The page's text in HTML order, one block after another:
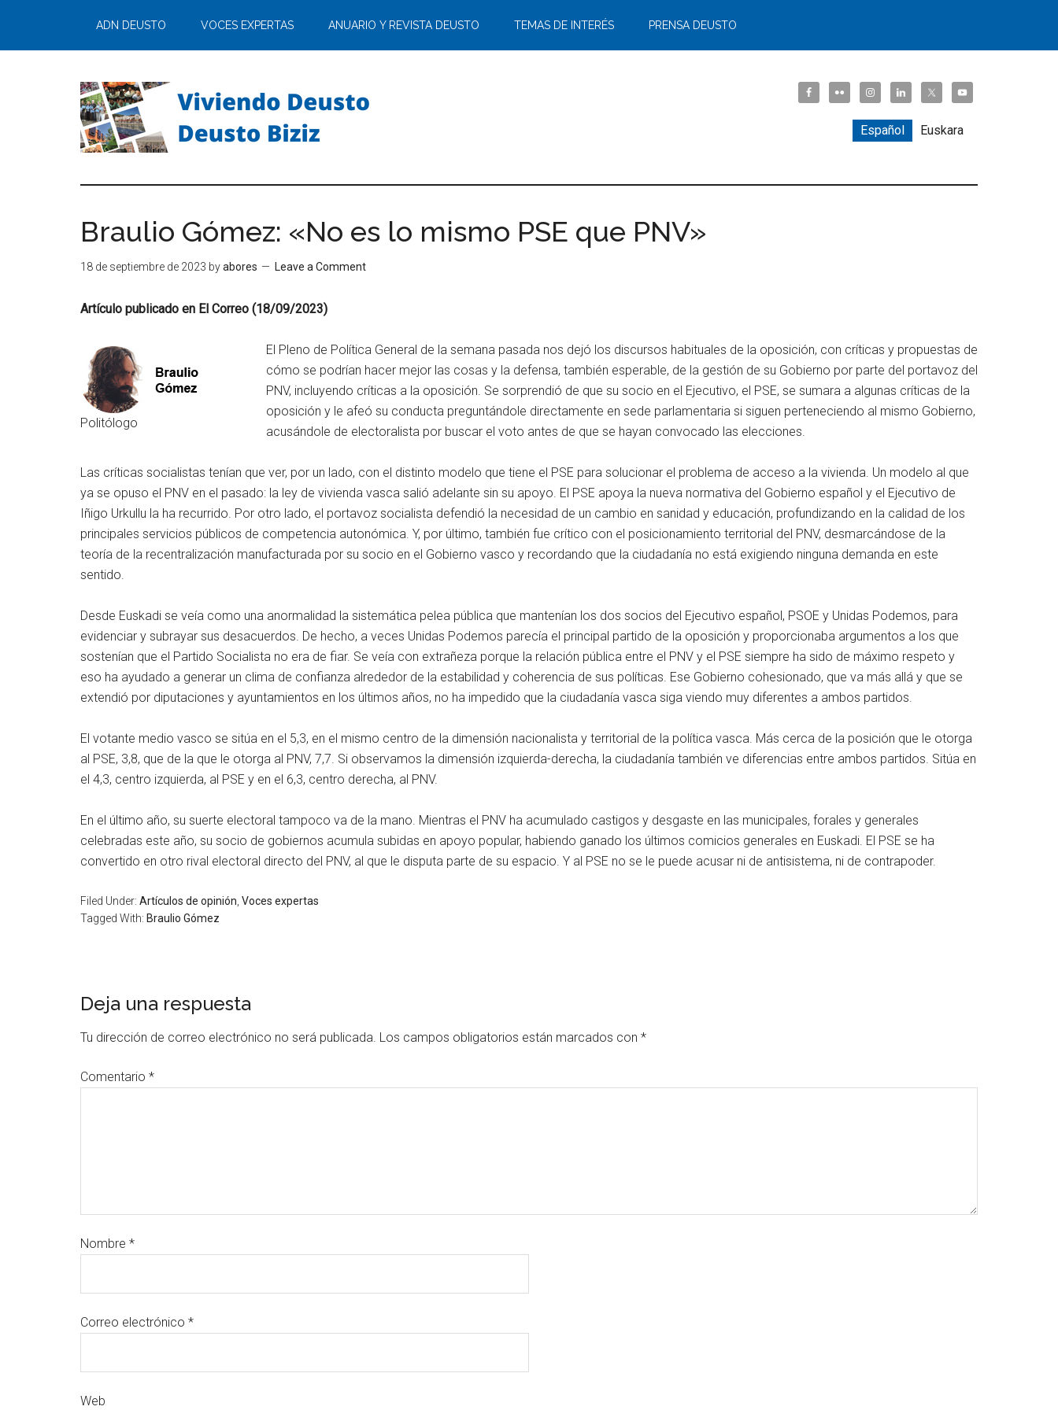
ADN DEUSTO VOCES EXPERTAS ANUARIO Y REVISTA DEUSTO TEMAS DE INTERÉS PRENSA DEUSTO
Español Euskara
Braulio Gómez: «No es lo mismo PSE que PNV»
18 de septiembre de 2023 byabores Leave a Comment
Artículo publicado en El Correo (18/09/2023)
Politólogo
El Pleno de Política General de la semana pasada nos dejó los discursos habituales de la oposición, con críticas y propuestas de
cómo se podrían hacer mejor las cosas y la defensa, también esperable, de la gestión de su Gobierno por parte del portavoz del
PNV, incluyendo críticas a la oposición. Se sorprendió de que su socio en el Ejecutivo, el PSE, se sumara a algunas críticas de la
oposición y le afeó su conducta preguntándole directamente en sede parlamentaria si siguen perteneciendo al mismo Gobierno,
acusándole de electoralista por buscar el voto antes de que se hayan convocado las elecciones.
Las críticas socialistas tenían que ver, por un lado, con el distinto modelo que tiene el PSE para solucionar el problema de acceso a la vivienda. Un modelo al que
ya se opuso el PNV en el pasado: la ley de vivienda vasca salió adelante sin su apoyo. El PSE apoya la nueva normativa del Gobierno español y el Ejecutivo de
Iñigo Urkullu la ha recurrido. Por otro lado, el portavoz socialista defendió la necesidad de un cambio en sanidad y educación, profundizando en la calidad de los
principales servicios públicos de competencia autonómica. Y, por último, también fue crítico con el posicionamiento territorial del PNV, desmarcándose de la
teoría de la recentralización manufacturada por su socio en el Gobierno vasco y recordando que la ciudadanía no está exigiendo ninguna demanda en este
sentido.
Desde Euskadi se veía como una anormalidad la sistemática pelea pública que mantenían los dos socios del Ejecutivo español, PSOE y Unidas Podemos, para
evidenciar y subrayar sus desacuerdos. De hecho, a veces Unidas Podemos parecía el principal partido de la oposición y proporcionaba argumentos a los que
sostenían que el Partido Socialista no era de fiar. Se veía con extrañeza porque la relación pública entre el PNV y el PSE siempre ha sido de máximo respeto y
eso ha ayudado a generar un clima de confianza alrededor de la estabilidad y coherencia de sus políticas. Ese Gobierno cohesionado, que va más allá y que se
extendió por diputaciones y ayuntamientos en los últimos años, no ha impedido que la ciudadanía vasca siga viendo muy diferentes a ambos partidos.
El votante medio vasco se sitúa en el 5,3, en el mismo centro de la dimensión nacionalista y territorial de la política vasca. Más cerca de la posición que le otorga
al PSE, 3,8, que de la que le otorga al PNV, 7,7. Si observamos la dimensión izquierda-derecha, la ciudadanía también ve diferencias entre ambos partidos. Sitúa en
el 4,3, centro izquierda, al PSE y en el 6,3, centro derecha, al PNV.
En el último año, su suerte electoral tampoco va de la mano. Mientras el PNV ha acumulado castigos y desgaste en las municipales, forales y generales
celebradas este año, su socio de gobiernos acumula subidas en apoyo popular, habiendo ganado los últimos comicios generales en Euskadi. El PSE se ha
convertido en otro rival electoral directo del PNV, al que le disputa parte de su espacio. Y al PSE no se le puede acusar ni de antisistema, ni de contrapoder.
Filed Under: Artículos de opinión Voces expertas
Tagged With: Braulio Gómez
Deja una respuesta
Tu dirección de correo electrónico no será publicada. Los campos obligatorios están marcados con *
Comentario *
Nombre *
Correo electrónico *
Web